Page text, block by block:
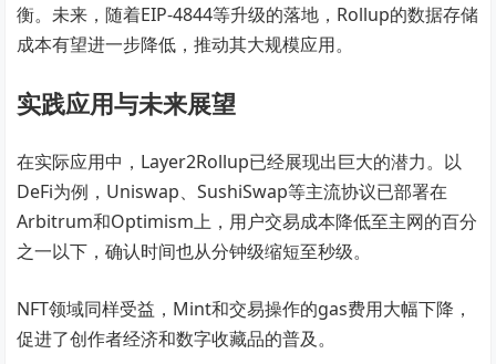
衡。未来，随着EIP-4844等升级的落地，Rollup的数据存储
成本有望进一步降低，推动其大规模应用。
实践应用与未来展望
在实际应用中，Layer2Rollup已经展现出巨大的潜力。以
DeFi为例，Uniswap、SushiSwap等主流协议已部署在
Arbitrum和Optimism上，用户交易成本降低至主网的百分
之一以下，确认时间也从分钟级缩短至秒级。
NFT领域同样受益，Mint和交易操作的gas费用大幅下降，
促进了创作者经济和数字收藏品的普及。